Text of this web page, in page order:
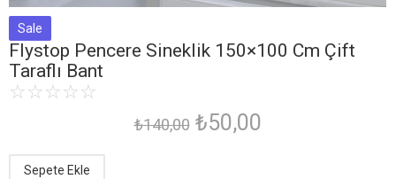
Sale
Flystop Pencere Sineklik 150×100 Cm Çift
Taraflı Bant
☆☆☆☆☆
₺140,00 ₺50,00
Sepete Ekle